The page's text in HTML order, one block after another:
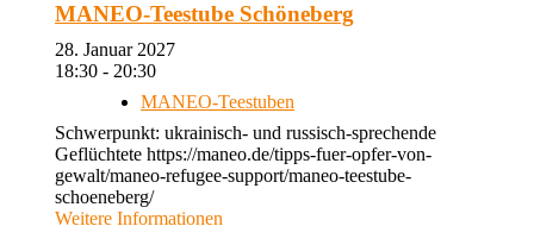
MANEO-Teestube Schöneberg
28. Januar 2027
18:30 - 20:30
MANEO-Teestuben
Schwerpunkt: ukrainisch- und russisch-sprechende
Geflüchtete https://maneo.de/tipps-fuer-opfer-von-
gewalt/maneo-refugee-support/maneo-teestube-
schoeneberg/
Weitere Informationen